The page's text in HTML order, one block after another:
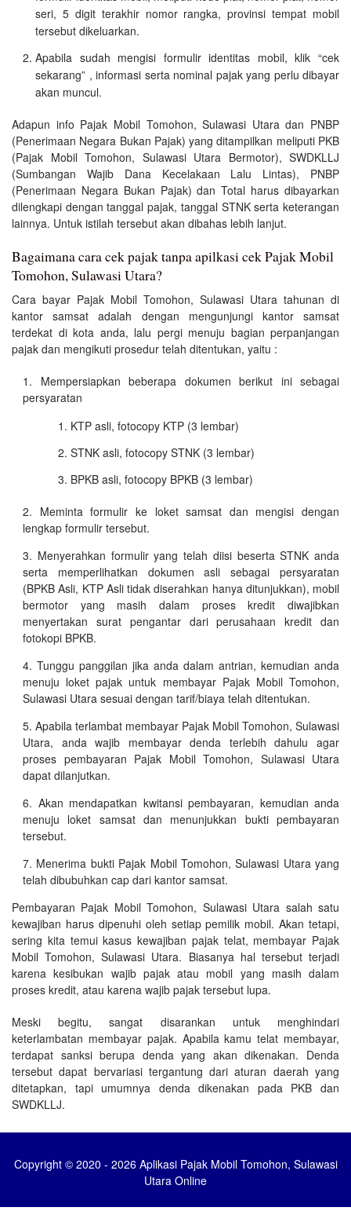
seri, 5 digit terakhir nomor rangka, provinsi tempat mobil
tersebut dikeluarkan.
Apabila sudah mengisi formulir identitas mobil, klik “cek
sekarang” , informasi serta nominal pajak yang perlu dibayar
akan muncul.
Adapun info Pajak Mobil Tomohon, Sulawasi Utara dan PNBP
(Penerimaan Negara Bukan Pajak) yang ditampilkan meliputi PKB
(Pajak Mobil Tomohon, Sulawasi Utara Bermotor), SWDKLLJ
(Sumbangan Wajib Dana Kecelakaan Lalu Lintas), PNBP
(Penerimaan Negara Bukan Pajak) dan Total harus dibayarkan
dilengkapi dengan tanggal pajak, tanggal STNK serta keterangan
lainnya. Untuk istilah tersebut akan dibahas lebih lanjut.
Bagaimana cara cek pajak tanpa apilkasi cek Pajak Mobil
Tomohon, Sulawasi Utara?
Cara bayar Pajak Mobil Tomohon, Sulawasi Utara tahunan di
kantor samsat adalah dengan mengunjungi kantor samsat
terdekat di kota anda, lalu pergi menuju bagian perpanjangan
pajak dan mengikuti prosedur telah ditentukan, yaitu :
Mempersiapkan beberapa dokumen berikut ini sebagai
persyaratan
KTP asli, fotocopy KTP (3 lembar)
STNK asli, fotocopy STNK (3 lembar)
BPKB asli, fotocopy BPKB (3 lembar)
Meminta formulir ke loket samsat dan mengisi dengan
lengkap formulir tersebut.
Menyerahkan formulir yang telah diisi beserta STNK anda
serta memperlihatkan dokumen asli sebagai persyaratan
(BPKB Asli, KTP Asli tidak diserahkan hanya ditunjukkan), mobil
bermotor yang masih dalam proses kredit diwajibkan
menyertakan surat pengantar dari perusahaan kredit dan
fotokopi BPKB.
Tunggu panggilan jika anda dalam antrian, kemudian anda
menuju loket pajak untuk membayar Pajak Mobil Tomohon,
Sulawasi Utara sesuai dengan tarif/biaya telah ditentukan.
Apabila terlambat membayar Pajak Mobil Tomohon, Sulawasi
Utara, anda wajib membayar denda terlebih dahulu agar
proses pembayaran Pajak Mobil Tomohon, Sulawasi Utara
dapat dilanjutkan.
Akan mendapatkan kwitansi pembayaran, kemudian anda
menuju loket samsat dan menunjukkan bukti pembayaran
tersebut.
Menerima bukti Pajak Mobil Tomohon, Sulawasi Utara yang
telah dibubuhkan cap dari kantor samsat.
Pembayaran Pajak Mobil Tomohon, Sulawasi Utara salah satu
kewajiban harus dipenuhi oleh setiap pemilik mobil. Akan tetapi,
sering kita temui kasus kewajiban pajak telat, membayar Pajak
Mobil Tomohon, Sulawasi Utara. Biasanya hal tersebut terjadi
karena kesibukan wajib pajak atau mobil yang masih dalam
proses kredit, atau karena wajib pajak tersebut lupa.
Meski begitu, sangat disarankan untuk menghindari
keterlambatan membayar pajak. Apabila kamu telat membayar,
terdapat sanksi berupa denda yang akan dikenakan. Denda
tersebut dapat bervariasi tergantung dari aturan daerah yang
ditetapkan, tapi umumnya denda dikenakan pada PKB dan
SWDKLLJ.
Copyright © 2020 - 2026 Aplikasi Pajak Mobil Tomohon, Sulawasi
Utara Online